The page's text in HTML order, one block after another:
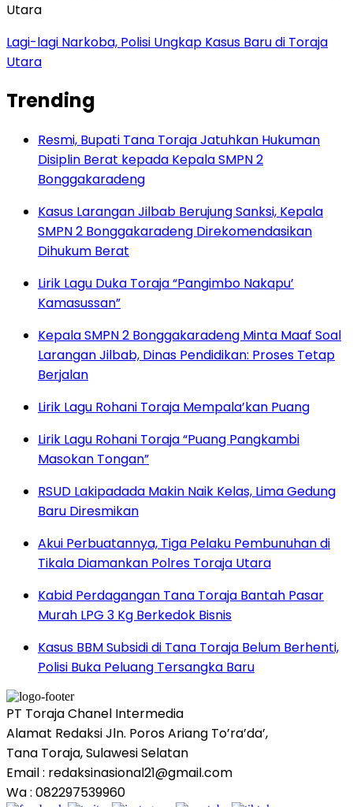
Lagi-lagi Narkoba, Polisi Ungkap Kasus Baru di Toraja
Utara
Trending
Resmi, Bupati Tana Toraja Jatuhkan Hukuman
Disiplin Berat kepada Kepala SMPN 2
Bonggakaradeng
Kasus Larangan Jilbab Berujung Sanksi, Kepala
SMPN 2 Bonggakaradeng Direkomendasikan
Dihukum Berat
Lirik Lagu Duka Toraja “Pangimbo Nakapu’
Kamasussan”
Kepala SMPN 2 Bonggakaradeng Minta Maaf Soal
Larangan Jilbab, Dinas Pendidikan: Proses Tetap
Berjalan
Lirik Lagu Rohani Toraja Mempala’kan Puang
Lirik Lagu Rohani Toraja “Puang Pangkambi
Masokan Tongan”
RSUD Lakipadada Makin Naik Kelas, Lima Gedung
Baru Diresmikan
Akui Perbuatannya, Tiga Pelaku Pembunuhan di
Tikala Diamankan Polres Toraja Utara
Kabid Perdagangan Tana Toraja Bantah Pasar
Murah LPG 3 Kg Berkedok Bisnis
Kasus BBM Subsidi di Tana Toraja Belum Berhenti,
Polisi Buka Peluang Tersangka Baru
PT Toraja Chanel Intermedia
Alamat Redaksi Jln. Poros Ariang To’ra’da’,
Tana Toraja, Sulawesi Selatan
Email : redaksinasional21@gmail.com
Wa : 082297539960